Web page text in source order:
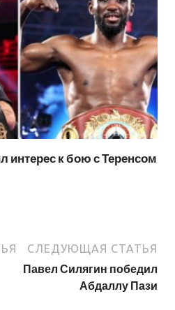
интерес к бою с Теренсом
СЛЕДУЮЩАЯ СТАТЬЯ
Павел Силягин победил
Абдаллу Пази